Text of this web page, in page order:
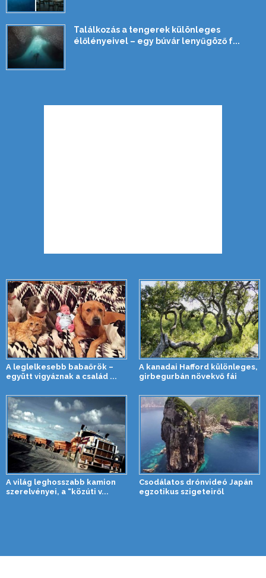
Találkozás a tengerek különleges
élőlényeivel – egy búvár lenyűgöző f...
A leglelkesebb babaőrök –
együtt vigyáznak a család ...
A kanadai Hafford különleges,
girbegurbán növekvő fái
A világ leghosszabb kamion
szerelvényei, a “közúti v...
Csodálatos drónvideó Japán
egzotikus szigeteiről